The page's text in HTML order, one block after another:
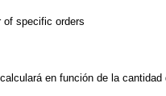
of specific orders
en función de la cantidad